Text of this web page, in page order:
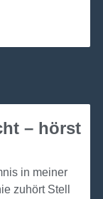
– hörst
in meiner
zuhört Stell